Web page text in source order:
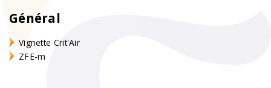
Général
Vignette Crit'Air
ZFE-m